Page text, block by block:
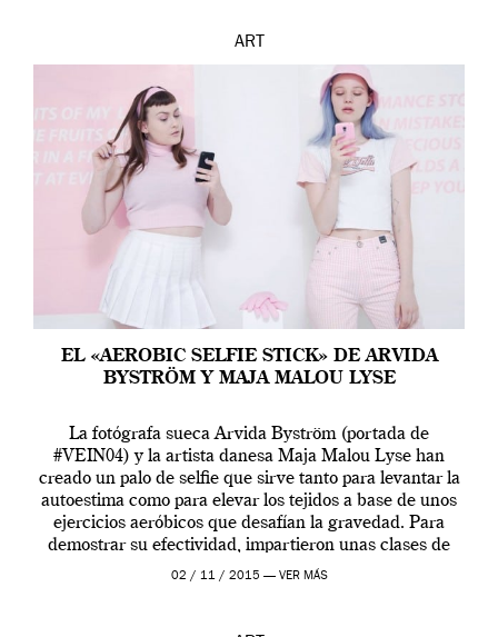
ART
EL «AEROBIC SELFIE STICK» DE ARVIDA
BYSTRÖM Y MAJA MALOU LYSE
La fotógrafa sueca Arvida Byström (portada de
#VEIN04) y la artista danesa Maja Malou Lyse han
creado un palo de selfie que sirve tanto para levantar la
autoestima como para elevar los tejidos a base de unos
ejercicios aeróbicos que desafían la gravedad. Para
demostrar su efectividad, impartieron unas clases de
prueba en el Tate […]
02 / 11 / 2015 — VER MÁS